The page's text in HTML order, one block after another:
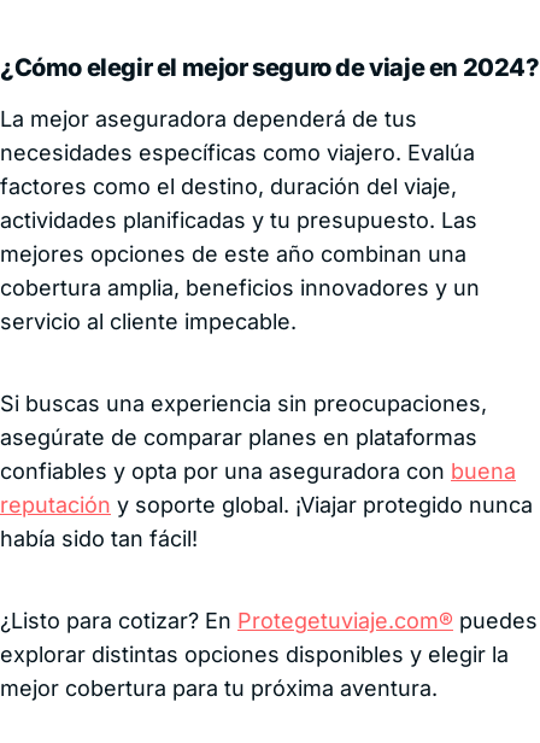
¿Cómo elegir el mejor seguro de viaje en 2024?
La mejor aseguradora dependerá de tus
necesidades específicas como viajero. Evalúa
factores como el destino, duración del viaje,
actividades planificadas y tu presupuesto. Las
mejores opciones de este año combinan una
cobertura amplia, beneficios innovadores y un
servicio al cliente impecable.
Si buscas una experiencia sin preocupaciones,
asegúrate de comparar planes en plataformas
confiables y opta por una aseguradora con buena
reputación y soporte global. ¡Viajar protegido nunca
había sido tan fácil!
¿Listo para cotizar? En Protegetuviaje.com® puedes
explorar distintas opciones disponibles y elegir la
mejor cobertura para tu próxima aventura.